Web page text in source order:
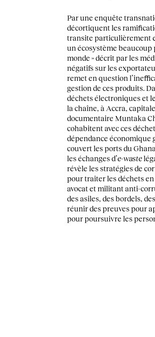
Par une enquête
décortiquent les
transite particulièrement
un écosystème beaucoup
monde » décrit par les
négatifs sur les
remet en question
gestion de ces produits.
déchets électroniques et
la chaîne, à Accra,
documentaire Muntaka
cohabitent avec ces
dépendance économique
couvert les ports du
les échanges d’e-waste
révèle les stratégies de
pour traiter les déchets
avocat et militant anti-
des asiles, des bordels,
réunir des preuves pour
pour poursuivre les